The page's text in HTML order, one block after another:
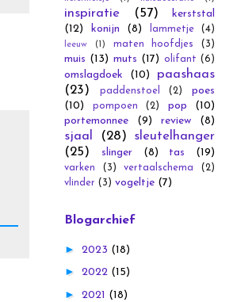
inspiratie (57)
kerststal
(12)
konijn (8) lammetje (4)
leeuw (1) maten hoofdjes (3)
muis (13) muts (17) olifant (6)
omslagdoek (10)
paashaas
(23)
paddenstoel (2)
poes
(10)
pompoen (2) pop
(10)
portemonnee
(9) review (8)
sjaal (28)
sleutelhanger
(25)
slinger (8) tas (19)
varken (3) vertaalschema
(2)
vlinder (3) vogeltje (7)
Blogarchief
► 2023 (18)
► 2022 (15)
► 2021 (18)